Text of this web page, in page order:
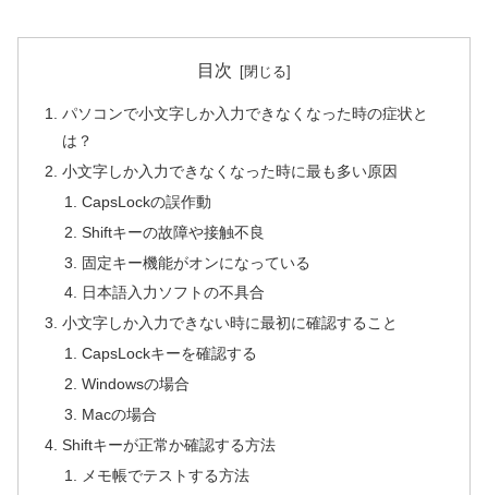
目次
パソコンで小文字しか入力できなくなった時の症状と
は？
小文字しか入力できなくなった時に最も多い原因
CapsLockの誤作動
Shiftキーの故障や接触不良
固定キー機能がオンになっている
日本語入力ソフトの不具合
小文字しか入力できない時に最初に確認すること
CapsLockキーを確認する
Windowsの場合
Macの場合
Shiftキーが正常か確認する方法
メモ帳でテストする方法